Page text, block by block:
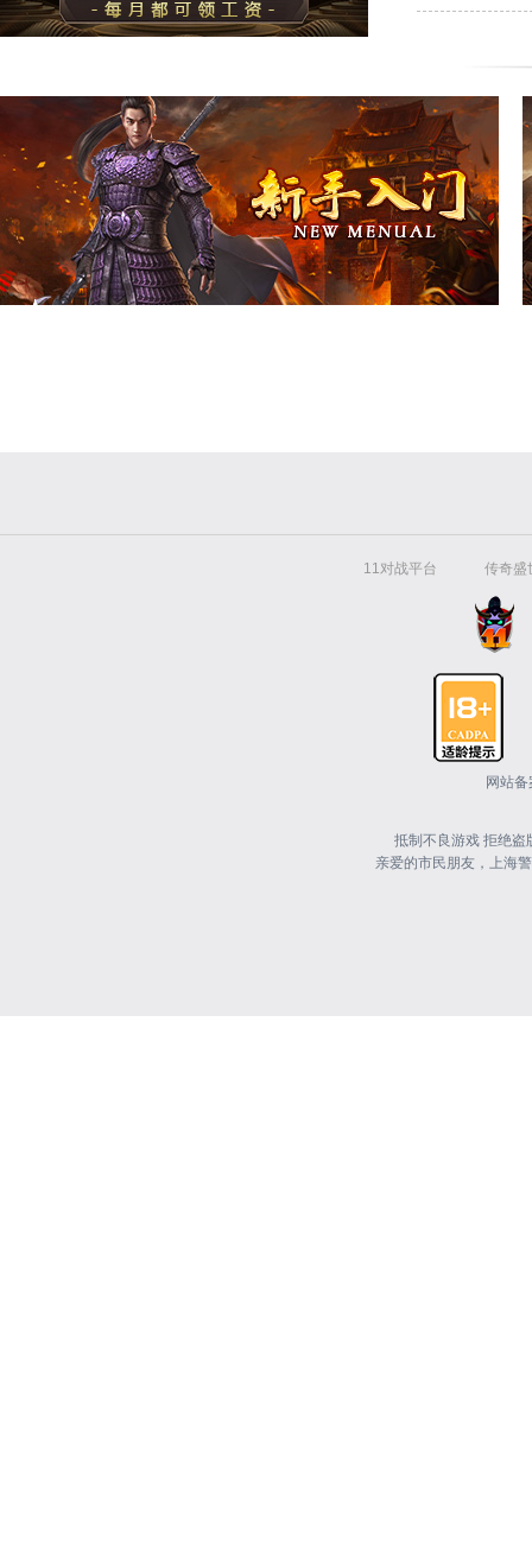
11对战平台 传奇盛
网站备
抵制不良游戏 拒绝盗
亲爱的市民朋友，上海